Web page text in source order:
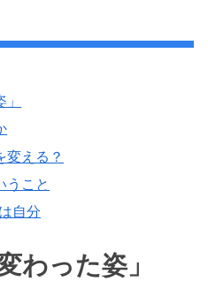
変える？
うこと
自分
わった姿」